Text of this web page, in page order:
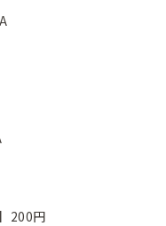
200円